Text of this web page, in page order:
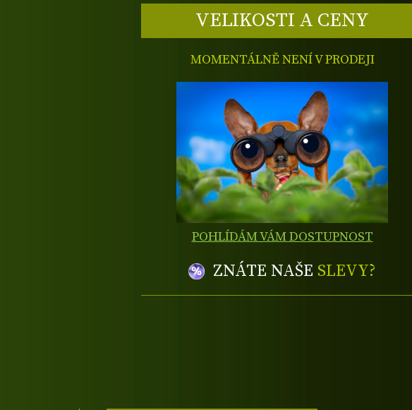
VELIKOSTI A CENY
MOMENTÁLNĚ NENÍ V PRODEJI
POHLÍDÁM VÁM DOSTUPNOST
ZNÁTE NAŠE SLEVY?